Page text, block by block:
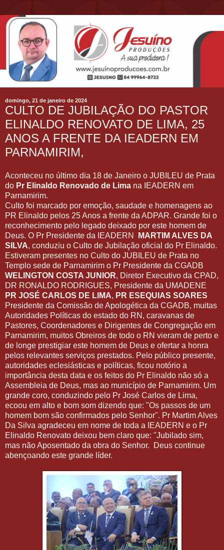
domingo, 21 de janeiro de 2024
CULTO DE JUBILAÇÃO DO PASTOR
ELINALDO RENOVATO DE LIMA, 25
ANOS A FRENTE DA IEADERN EM
PARNAMIRIM,
Aconteceu no último dia 18 de Janeiro o JUBILEU de Prata
do Pr Elinaldo Renovado de Lima na IEADERN em
Parnamirim.
Culto foi marcado por emoção, saudade e homenagens ao
PR Elinaldo pelos 25 Anos a frente da ADPAR. Grande foi o
reconhecimento pelo legado deixado por este homem de
Deus. O Pr Presidente da IEADERN
MARTIM ALVES DA
SILVA, conduziu o Culto de Jubilação oficial do Pr Elinaldo.
Estiveram presentes no Culto do JUBILEU de Prata no
Templo sede de Parnamirim o Pr Presidente da CGADB
WELINGTON COSTA JUNIOR, Diretor Executivo da CPAD,
DR RONALDO RODRIGUES, Presidente da UMADENE
PR JOSÉ CARLOS DE LIMA, PR ESEQUIAS SOARES
Presidente da Comissão de Apologética da CGADB, muitas
Autoridades Políticas do estado do RN, caravanas de
Pastores, Coordenadores e Dirigentes de Congregação em
Parnamirim, muitos Obreiros de todo o RN vieram de perto e
de longe prestigiar este homem de Deus e ofertar a honra
pelos relevantes serviços prestados. Pelo público presente,
autoridades eclesiásticas e políticas, ficou notório a
importância desta data e os feitos do Pr Elinaldo não só a
Assembleia de Deus, mas ao município de Parnamirim. Um
grande coro, conduzindo pelo Pr José Carlos de Lima,
ecoou em alto e bom som dizendo que: "Os passos de um
homem bom são confirmados pelo Senhor". Pr Martim Alves
Da Silva agradeceu em nome de toda a IEADERN e o Pr
Elinaldo Renovato deixou bem claro que: "Jubilado sim,
mas não Aposentado da obra do Senhor. Deus continue
abençoando este grande líder.